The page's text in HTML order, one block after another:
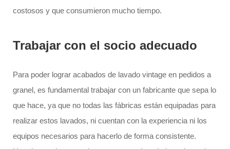
costosos y que consumieron mucho tiempo.
Trabajar con el socio adecuado
Para poder lograr acabados de lavado vintage en pedidos a
granel, es fundamental trabajar con un fabricante que sepa lo
que hace, ya que no todas las fábricas están equipadas para
realizar estos lavados, ni cuentan con la experiencia ni los
equipos necesarios para hacerlo de forma consistente.